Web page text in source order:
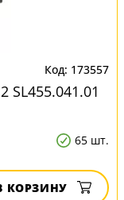
173557
SL455.041.01
65 шт.
КОРЗИНУ